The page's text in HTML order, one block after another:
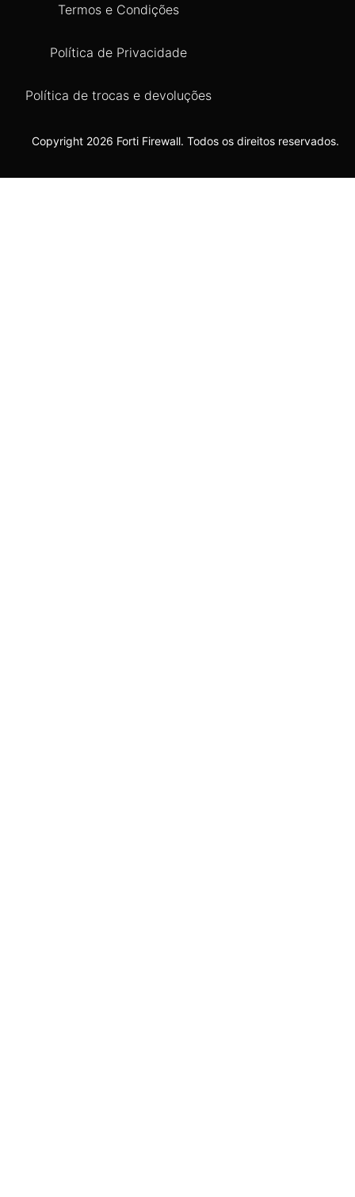
Termos e Condições
Política de Privacidade
Política de trocas e devoluções
Copyright 2026 Forti Firewall. Todos os direitos reservados.